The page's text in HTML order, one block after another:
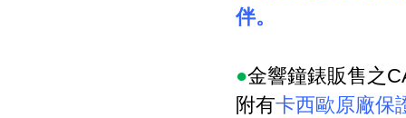
伴。
●金響鐘錶販售之
附有卡西歐原廠保